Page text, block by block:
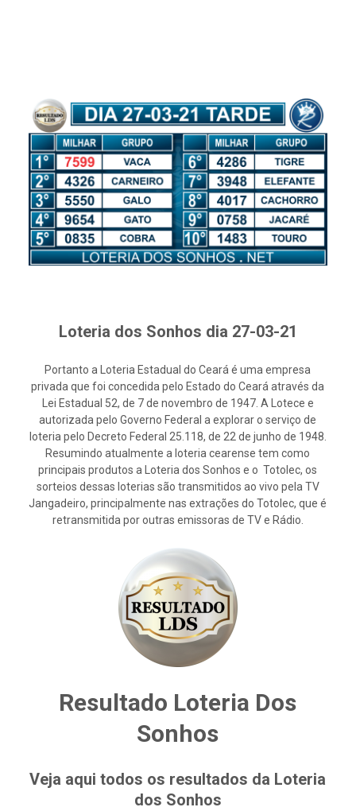
Loteria dos Sonhos dia 27-03-21
Portanto a Loteria Estadual do Ceará é uma empresa
privada que foi concedida pelo Estado do Ceará através da
Lei Estadual 52, de 7 de novembro de 1947. A Lotece e
autorizada pelo Governo Federal a explorar o serviço de
loteria pelo Decreto Federal 25.118, de 22 de junho de 1948.
Resumindo atualmente a loteria cearense tem como
principais produtos a Loteria dos Sonhos e o Totolec, os
sorteios dessas loterias são transmitidos ao vivo pela TV
Jangadeiro, principalmente nas extrações do Totolec, que é
retransmitida por outras emissoras de TV e Rádio.
Resultado Loteria Dos
Sonhos
Veja aqui todos os resultados da Loteria
dos Sonhos